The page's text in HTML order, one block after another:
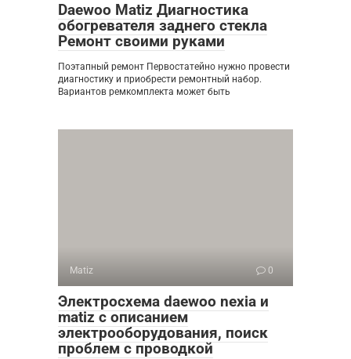
Daewoo Matiz Диагностика
обогревателя заднего стекла
Ремонт своими руками
Поэтапный ремонт Первостатейно нужно провести
диагностику и приобрести ремонтный набор.
Вариантов ремкомплекта может быть
Matiz 0
Электросхема daewoo nexia и
matiz с описанием
электрооборудования, поиск
проблем с проводкой